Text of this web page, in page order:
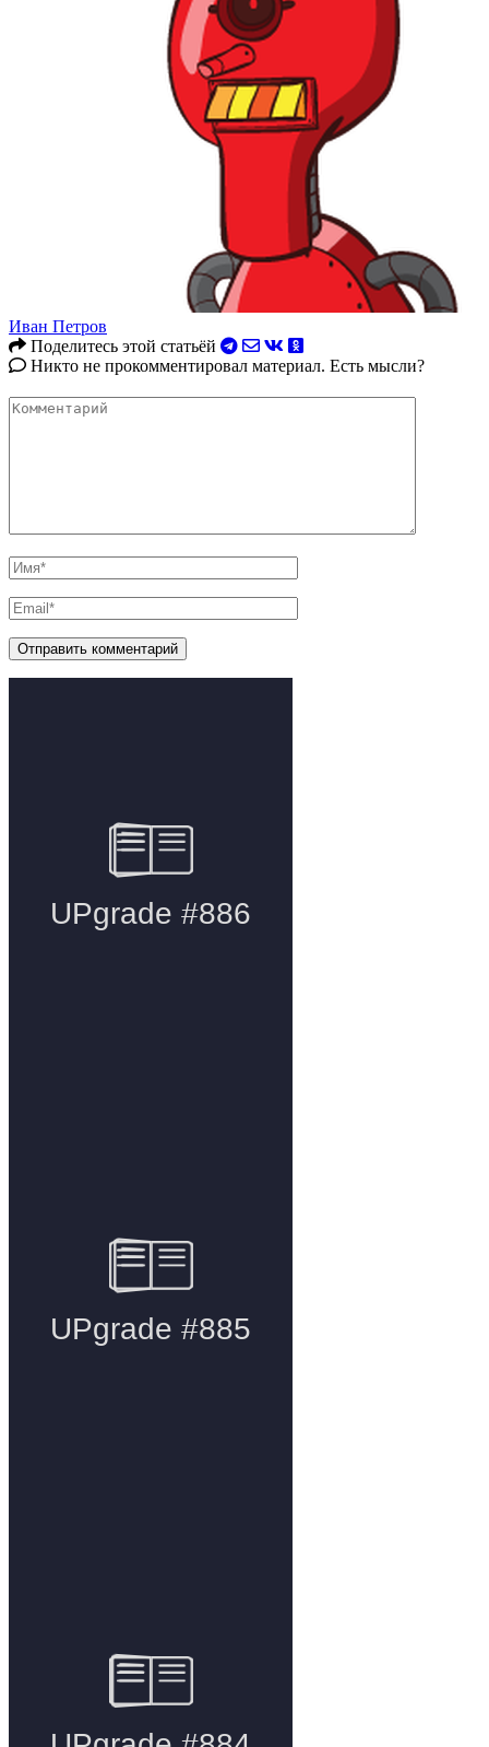
Иван Петров
Поделитесь этой статьёй
Никто не прокомментировал материал. Есть мысли?